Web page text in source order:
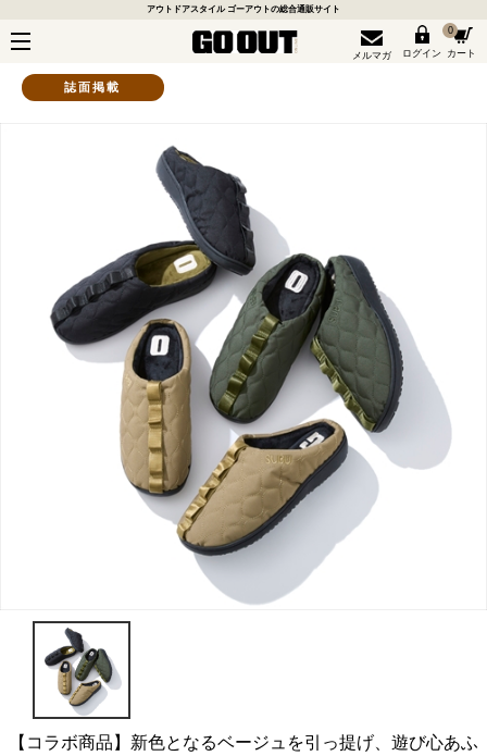
アウトドアスタイル ゴーアウトの総合通販サイト
メルマガ ログイン
0
カート
誌面掲載
【コラボ商品】新色となるベージュを引っ提げ、遊び心あふ